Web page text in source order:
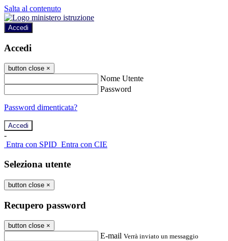
Salta al contenuto
Accedi
Accedi
button close ×
Nome Utente
Password
Password dimenticata?
-
Entra con SPID Entra con CIE
Seleziona utente
button close ×
Recupero password
button close ×
E-mail Verrà inviato un messaggio